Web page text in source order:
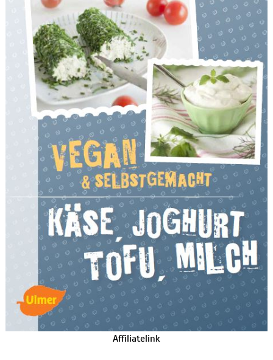
Affiliatelink